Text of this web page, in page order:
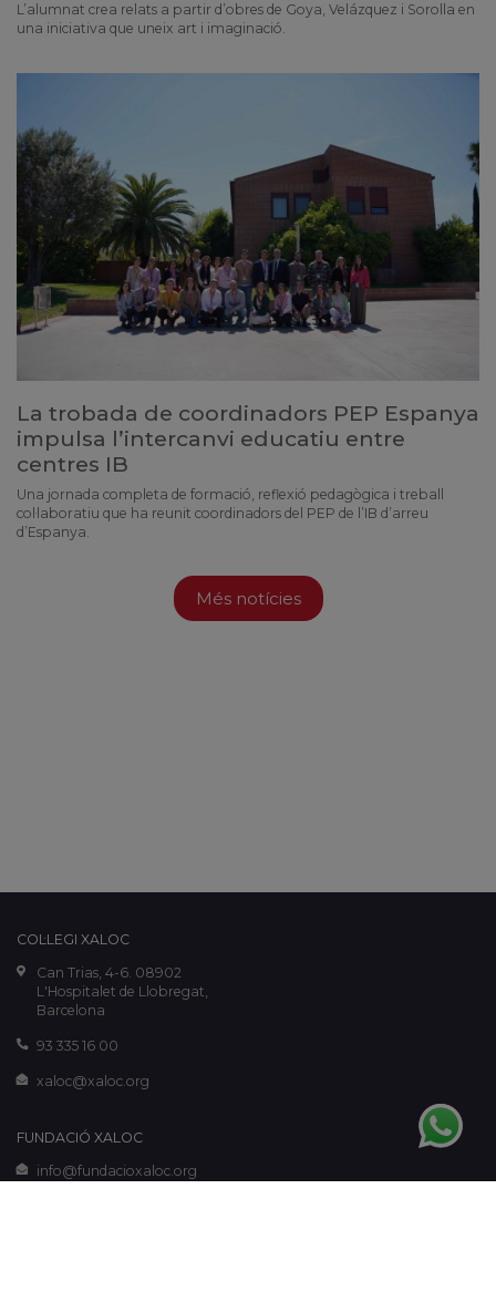
L’alumnat crea relats a partir d’obres de Goya, Velázquez i Sorolla en
una iniciativa que uneix art i imaginació.
La trobada de coordinadors PEP Espanya
impulsa l’intercanvi educatiu entre
centres IB
Una jornada completa de formació, reflexió pedagògica i treball
col·laboratiu que ha reunit coordinadors del PEP de l’IB d’arreu
d’Espanya.
Més notícies
COL·LEGI XALOC
Can Trias, 4-6. 08902
L'Hospitalet de Llobregat,
Barcelona
93 335 16 00
xaloc@xaloc.org
FUNDACIÓ XALOC
info@fundacioxaloc.org